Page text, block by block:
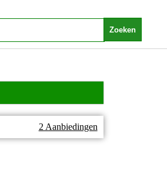
2 Aanbiedingen